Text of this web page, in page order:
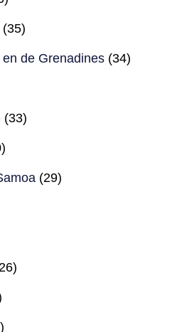
(35)
de Grenadines (34)
(33)
(29)